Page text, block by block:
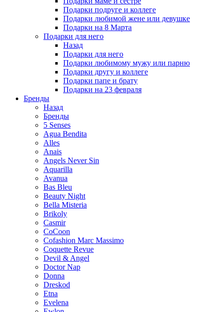
Подарки подруге и коллеге
Подарки любимой жене или девушке
Подарки на 8 Марта
Подарки для него
Назад
Подарки для него
Подарки любимому мужу или парню
Подарки другу и коллеге
Подарки папе и брату
Подарки на 23 февраля
Бренды
Назад
Бренды
5 Senses
Agua Bendita
Alles
Anais
Angels Never Sin
Aquarilla
Avanua
Bas Bleu
Beauty Night
Bella Misteria
Brikoly
Casmir
CoCoon
Cofashion Marc Massimo
Coquette Revue
Devil & Angel
Doctor Nap
Donna
Dreskod
Etna
Evelena